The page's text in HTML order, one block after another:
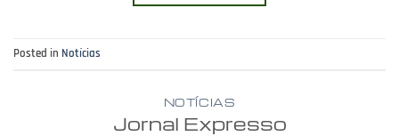
Posted in Notícias
NOTÍCIAS
Jornal Expresso